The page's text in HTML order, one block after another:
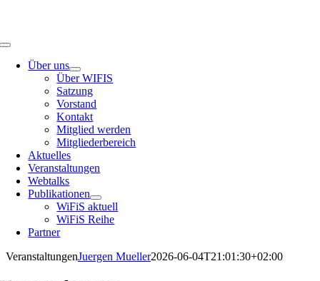
Toggle
NavigationÜber uns
Über WIFIS
Satzung
Vorstand
Kontakt
Mitglied werden
Mitgliederbereich
Aktuelles
Veranstaltungen
Webtalks
Publikationen
WiFiS aktuell
WiFiS Reihe
Partner
VeranstaltungenJuergen Mueller2026-06-04T21:01:30+02:00